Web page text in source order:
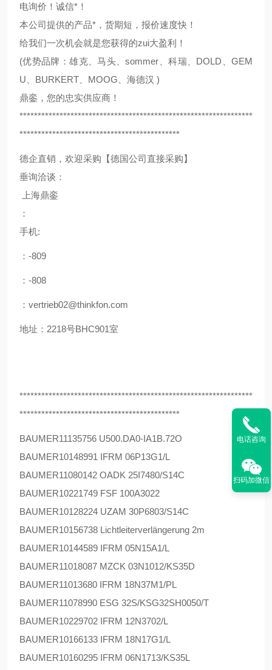
电询价！诚信*！
本公司提供的产品*，货期短，报价速度快！
给我们一次机会就是您获得的zui大盈利！
(优势品牌：雄克、马头、sommer、科瑞、DOLD、GEM
U、BURKERT、MOOG、海德汉 )
鼎銮，您的忠实供应商！
****************************************************************
********************************************
德企直销，欢迎采购【德国公司直接采购】
垂询洽谈：
上海鼎銮
：
手机:
：-809
：-808
：vertrieb02@thinkfon.com
地址：2218号BHC901室
****************************************************************
********************************************
BAUMER11135756 U500.DA0-IA1B.72O
BAUMER10148991 IFRM 06P13G1/L
BAUMER11080142 OADK 25I7480/S14C
BAUMER10221749 FSF 100A3022
BAUMER10128224 UZAM 30P6803/S14C
BAUMER10156738 Lichtleiterverlängerung 2m
BAUMER10144589 IFRM 05N15A1/L
BAUMER11018087 MZCK 03N1012/KS35D
BAUMER11013680 IFRM 18N37M1/PL
BAUMER11078990 ESG 32S/KSG32SH0050/T
BAUMER10229702 IFRM 12N3702/L
BAUMER10166133 IFRM 18N17G1/L
BAUMER10160295 IFRM 06N1713/KS35L
电话咨询
扫码加微信